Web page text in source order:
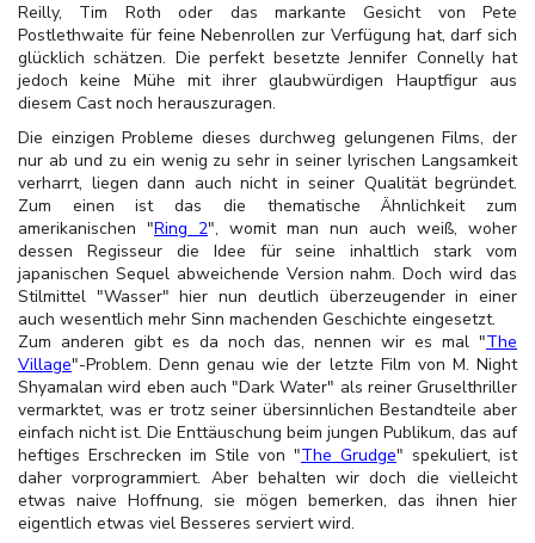
Reilly, Tim Roth oder das markante Gesicht von Pete
Postlethwaite für feine Nebenrollen zur Verfügung hat, darf sich
glücklich schätzen. Die perfekt besetzte Jennifer Connelly hat
jedoch keine Mühe mit ihrer glaubwürdigen Hauptfigur aus
diesem Cast noch herauszuragen.
Die einzigen Probleme dieses durchweg gelungenen Films, der
nur ab und zu ein wenig zu sehr in seiner lyrischen Langsamkeit
verharrt, liegen dann auch nicht in seiner Qualität begründet.
Zum einen ist das die thematische Ähnlichkeit zum
amerikanischen "Ring 2", womit man nun auch weiß, woher
dessen Regisseur die Idee für seine inhaltlich stark vom
japanischen Sequel abweichende Version nahm. Doch wird das
Stilmittel "Wasser" hier nun deutlich überzeugender in einer
auch wesentlich mehr Sinn machenden Geschichte eingesetzt.
Zum anderen gibt es da noch das, nennen wir es mal "The
Village"-Problem. Denn genau wie der letzte Film von M. Night
Shyamalan wird eben auch "Dark Water" als reiner Gruselthriller
vermarktet, was er trotz seiner übersinnlichen Bestandteile aber
einfach nicht ist. Die Enttäuschung beim jungen Publikum, das auf
heftiges Erschrecken im Stile von "The Grudge" spekuliert, ist
daher vorprogrammiert. Aber behalten wir doch die vielleicht
etwas naive Hoffnung, sie mögen bemerken, das ihnen hier
eigentlich etwas viel Besseres serviert wird.